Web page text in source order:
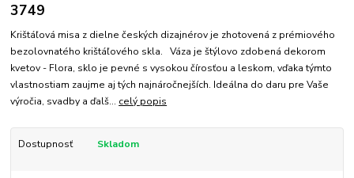
3749
Krištáľová misa z dielne českých dizajnérov je zhotovená z prémiového
bezolovnatého krištáľového skla. Váza je štýlovo zdobená dekorom
kvetov - Flora, sklo je pevné s vysokou čírosťou a leskom, vďaka týmto
vlastnostiam zaujme aj tých najnáročnejších. Ideálna do daru pre Vaše
výročia, svadby a ďalš... celý popis
Dostupnosť Skladom